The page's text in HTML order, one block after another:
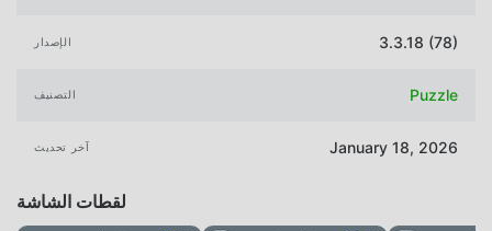
الإصدار 3.3.18 (78)
التصنيف Puzzle
آخر تحديث January 18, 2026
لقطات الشاشة